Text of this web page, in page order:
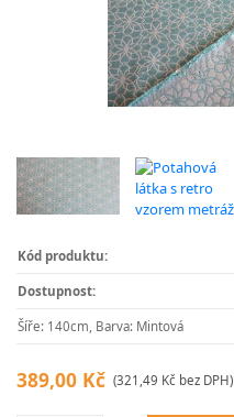
Kód produktu:
Dostupnost:
Šíře: 140cm, Barva: Mintová
389,00 Kč (321,49 Kč bez DPH)